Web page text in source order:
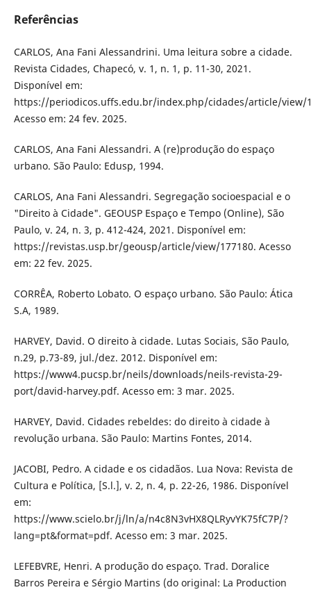
Referências
CARLOS, Ana Fani Alessandrini. Uma leitura sobre a cidade.
Revista Cidades, Chapecó, v. 1, n. 1, p. 11-30, 2021.
Disponível em:
https://periodicos.uffs.edu.br/index.php/cidades/article/view/
Acesso em: 24 fev. 2025.
CARLOS, Ana Fani Alessandri. A (re)produção do espaço
urbano. São Paulo: Edusp, 1994.
CARLOS, Ana Fani Alessandri. Segregação socioespacial e o
"Direito à Cidade". GEOUSP Espaço e Tempo (Online), São
Paulo, v. 24, n. 3, p. 412-424, 2021. Disponível em:
https://revistas.usp.br/geousp/article/view/177180. Acesso
em: 22 fev. 2025.
CORRÊA, Roberto Lobato. O espaço urbano. São Paulo: Ática
S.A, 1989.
HARVEY, David. O direito à cidade. Lutas Sociais, São Paulo,
n.29, p.73-89, jul./dez. 2012. Disponível em:
https://www4.pucsp.br/neils/downloads/neils-revista-29-
port/david-harvey.pdf. Acesso em: 3 mar. 2025.
HARVEY, David. Cidades rebeldes: do direito à cidade à
revolução urbana. São Paulo: Martins Fontes, 2014.
JACOBI, Pedro. A cidade e os cidadãos. Lua Nova: Revista de
Cultura e Política, [S.l.], v. 2, n. 4, p. 22-26, 1986. Disponível
em:
https://www.scielo.br/j/ln/a/n4c8N3vHX8QLRyvYK75fC7P/?
lang=pt&format=pdf. Acesso em: 3 mar. 2025.
LEFEBVRE, Henri. A produção do espaço. Trad. Doralice
Barros Pereira e Sérgio Martins (do original: La Production